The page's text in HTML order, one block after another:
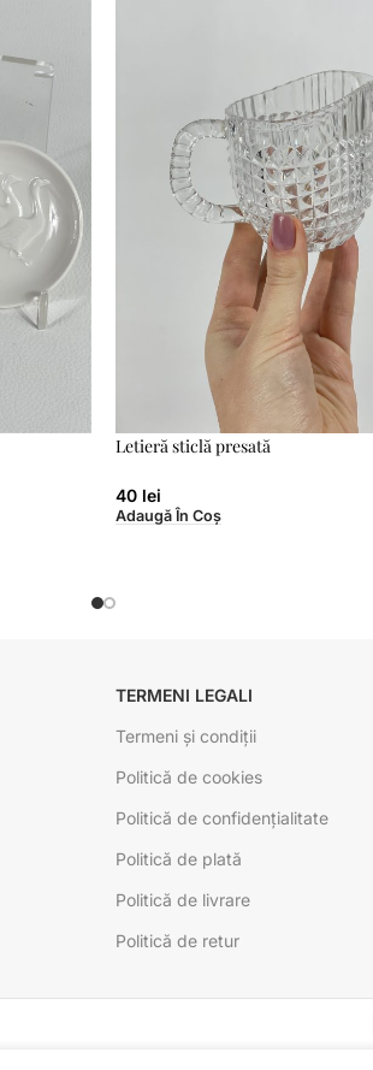
Letieră sticlă presată
40 lei
Adaugă În Coș
TERMENI LEGALI
Termeni și condiții
Politică de cookies
Politică de confidențialitate
Politică de plată
Politică de livrare
Politică de retur